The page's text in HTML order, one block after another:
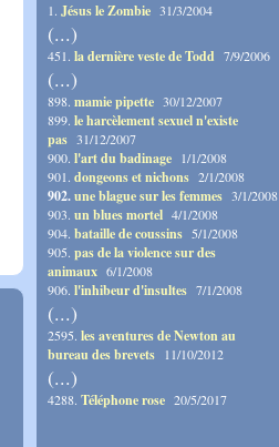
1. Jésus le Zombie 31/3/2004
(...)
451. la dernière veste de Todd 7/9/2006
(...)
898. mamie pipette 30/12/2007
899. le harcèlement sexuel n'existe
pas 31/12/2007
900. l'art du badinage 1/1/2008
901. dongeons et nichons 2/1/2008
902.une blague sur les femmes 3/1/2008
903. un blues mortel 4/1/2008
904. bataille de coussins 5/1/2008
905. pas de la violence sur des
animaux 6/1/2008
906. l'inhibeur d'insultes 7/1/2008
(...)
2595. les aventures de Newton au
bureau des brevets 11/10/2012
(...)
4288. Téléphone rose 20/5/2017